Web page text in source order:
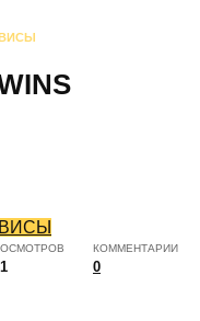
КОММЕНТАРИИ
0